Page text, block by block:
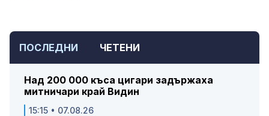
ПОСЛЕДНИ ЧЕТЕНИ
Над 200 000 къса цигари задържаха
митничари край Видин
15:15 • 07.08.26